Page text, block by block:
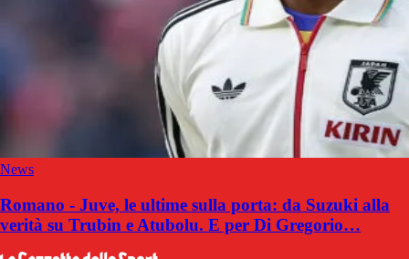
News
Romano - Juve, le ultime sulla porta: da Suzuki alla
verità su Trubin e Atubolu. E per Di Gregorio…